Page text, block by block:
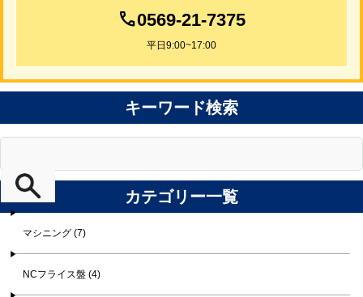
0569-21-7375
平日9:00~17:00
キーワード検索
カテゴリー一覧
マシニング (7)
NCフライス盤 (4)